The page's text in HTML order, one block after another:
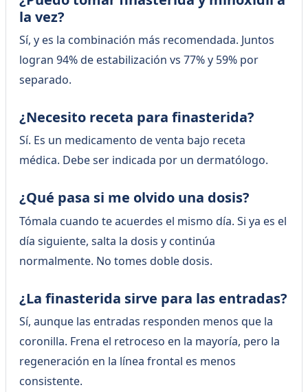
la vez?
Sí, y es la combinación más recomendada. Juntos
logran 94% de estabilización vs 77% y 59% por
separado.
¿Necesito receta para finasterida?
Sí. Es un medicamento de venta bajo receta
médica. Debe ser indicada por un dermatólogo.
¿Qué pasa si me olvido una dosis?
Tómala cuando te acuerdes el mismo día. Si ya es el
día siguiente, salta la dosis y continúa
normalmente. No tomes doble dosis.
¿La finasterida sirve para las entradas?
Sí, aunque las entradas responden menos que la
coronilla. Frena el retroceso en la mayoría, pero la
regeneración en la línea frontal es menos
consistente.